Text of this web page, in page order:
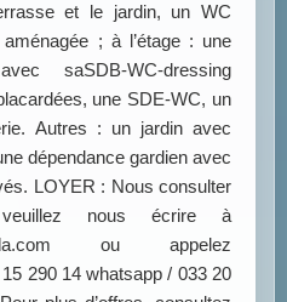
et le jardin, un WC
; à l’étage : une
saSDB-WC-dressing
une SDE-WC, un
Autres : un jardin avec
dépendance gardien avec
LOYER : Nous consulter
nous écrire à
ou appelez
290 14 whatsapp / 033 20